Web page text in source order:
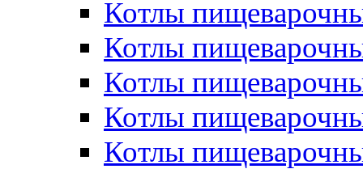
Котлы
Котлы
Котлы
Котлы
Котлы